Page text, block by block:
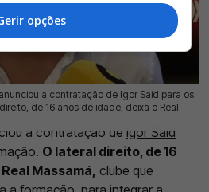
a contratação de Igor Said para os
de 16 anos de idade, deixa o Real
a contratação de Igor Said
O lateral direito, de 16
Massamá, clube que
opções